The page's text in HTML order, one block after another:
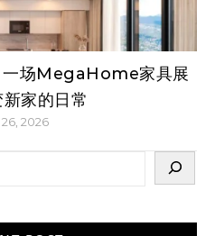
一场MegaHome家具展
家的日常
2026